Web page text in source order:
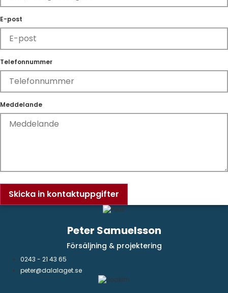
E-post
Telefonnummer
Meddelande
Skicka in kontaktuppgifter
Peter Samuelsson
Försäljning & projektering
0243 - 21 43 65
peter@dalalaget.se